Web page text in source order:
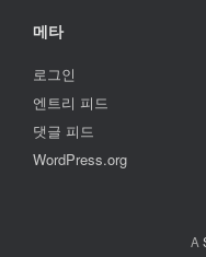
메타
로그인
엔트리 피드
댓글 피드
WordPress.org
A